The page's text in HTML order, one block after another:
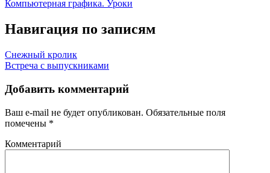
Компьютерная графика. Уроки
Навигация по записям
Снежный кролик
Встреча с выпускниками
Добавить комментарий
Ваш e-mail не будет опубликован. Обязательные поля
помечены *
Комментарий